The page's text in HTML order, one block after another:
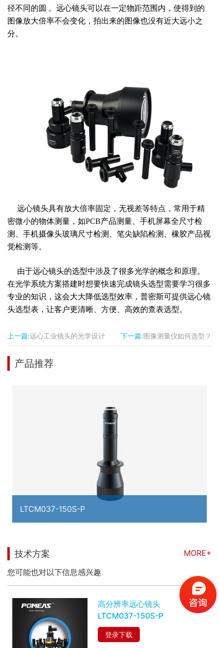
径不同的圆 。远心镜头可以在一定物距范围内，使得到的
图像放大倍率不会变化，拍出来的图像也没有近大远小之
分。
远心镜头具有放大倍率固定，无视差等特点，常用于精
密微小的物体测量，如PCB产品测量、 手机屏幕全尺寸检
测
手机摄像头玻璃尺寸检测、笔尖缺陷检测、橡胶产品视
觉检测等。
由于远心镜头的选型中涉及了很多光学的概念和原理。
在光学系统方案搭建时想要快速完成镜头选型需要学习很多
专业的知识，这会大大降低选型效率，普密斯可提供远心镜
头选型表，让客户更清晰、方便、高效的查表选型。
上一篇:远心工业镜头的光学设计 下一篇:图像测量仪如何选型？
产品推荐
LTCM037-150S-P
技术方案
MORE+
您可能也对以下信息感兴趣
高分辨率远心镜头
LTCM037-150S-P
登录下载